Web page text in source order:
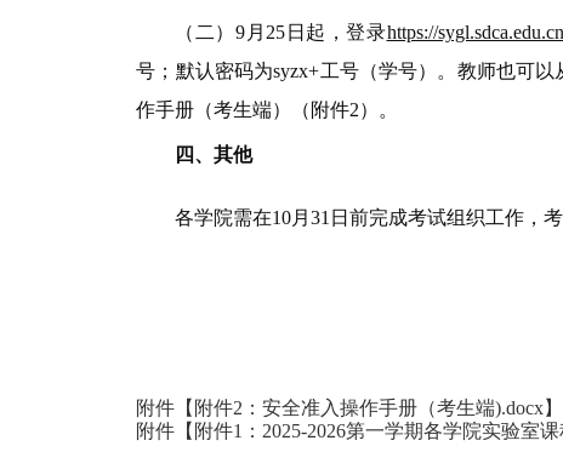
（二）9月25日起，登录https://
号；默认密码为syzx+工号（学号）。 教师也可以
作手册（考生端）（附件2）。
四、其他
各学院需在10月31日前完成考试组织工作，
附件【 附件2：安全准入操作手册（考生端).docx
附件【 附件1：2025-2026第一学期各学院实验室